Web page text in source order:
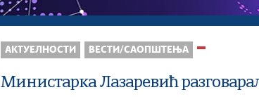
АКТУЕЛНОСТИ ВЕСТИ/САОПШТЕЊА
Министарка Лазаревић